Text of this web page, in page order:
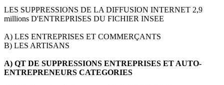
LES SUPPRESSIONS DE LA DIFFUSION INTERNET 2,9
millions D'ENTREPRISES DU FICHIER INSEE
A) LES ENTREPRISES ET COMMERÇANTS
B) LES ARTISANS
A) QT DE SUPPRESSIONS ENTREPRISES ET AUTO-
ENTREPRENEURS CATEGORIES